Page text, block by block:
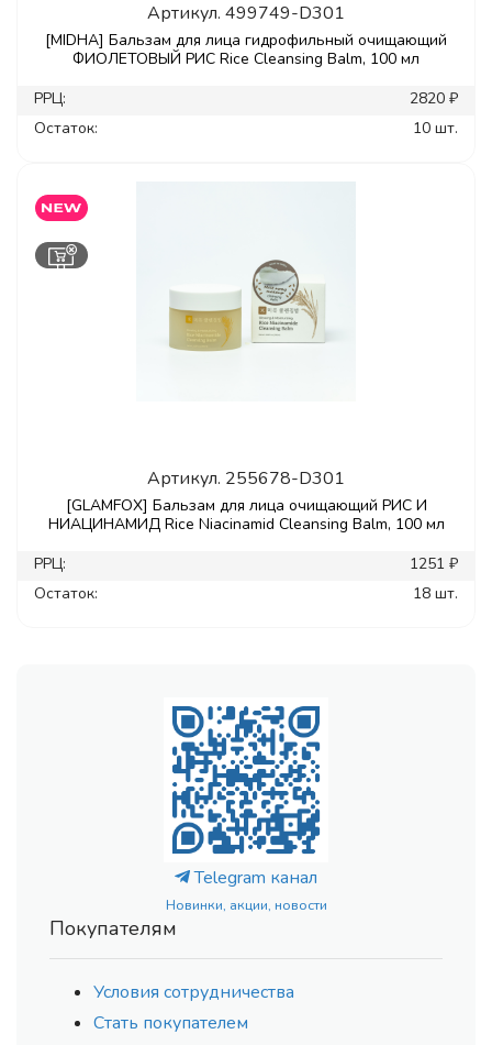
Артикул. 499749-D301
[MIDHA] Бальзам для лица гидрофильный очищающий
ФИОЛЕТОВЫЙ РИС Rice Cleansing Balm, 100 мл
РРЦ:
2820 ₽
Остаток:
10 шт.
Артикул. 255678-D301
[GLAMFOX] Бальзам для лица очищающий РИС И
НИАЦИНАМИД Rice Niacinamid Cleansing Balm, 100 мл
РРЦ:
1251 ₽
Остаток:
18 шт.
Telegram канал
Новинки, акции, новости
Покупателям
Условия сотрудничества
Стать покупателем